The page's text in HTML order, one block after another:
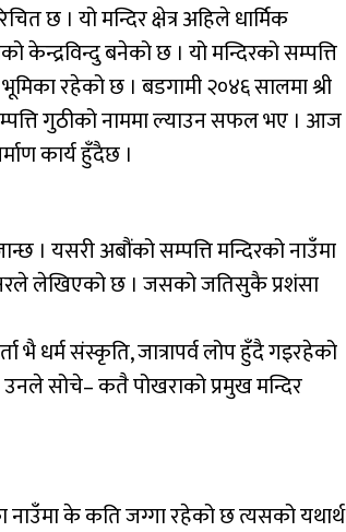
छ । यो मन्दिर क्षेत्र अहिले धार्मिक
बनेको छ । यो मन्दिरको सम्पत्ति
रहेको छ । बडगामी २०४६ सालमा श्री
गुठीको नाममा ल्याउन सफल भए । आज
कार्य हुँदैछ ।
। यसरी अबौंको सम्पत्ति मन्दिरको नाउँमा
लेखिएको छ । जसको जतिसुकै प्रशंसा
भै धर्म संस्कृति, जात्रापर्व लोप हुँदै गइरहेको
सोचे– कतै पोखराको प्रमुख मन्दिर
नाउँमा के कति जग्गा रहेको छ त्यसको यथार्थ